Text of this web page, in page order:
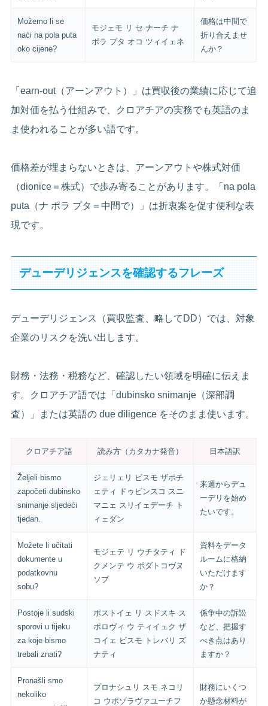
Možemo li se
naći na pola puta
oko cijene?
モジェモ リ セ ナーチ ナ
ポラ プタ オコ ツィイェネ
価格は中間で
折り合えませ
んか？
「earn-out（アーンアウト）」は買収後の業績に応じて追
加対価を払う仕組みで、クロアチアの実務でも英語のま
ま使われることが多い語です。
価格差が埋まらないときは、アーンアウトや株式対価
（dionice＝株式）で歩み寄ることがあります。「na pola
puta（ナ ポラ プタ＝中間で）」は折衷案を促す便利な表
現です。
デューデリジェンスを確認するフレーズ
デューデリジェンス（買収監査、略してDD）では、対象
企業のリスクを洗い出します。
財務・法務・税務など、確認したい領域を明確に伝えま
す。クロアチア語では「dubinsko snimanje（深部調
査）」または英語の due diligence をそのまま使います。
クロアチア語 読み方（カタカナ発音） 日本語訳
Željeli bismo
započeti dubinsko
snimanje sljedeći
tjedan.
ジェリェリ ビスモ ザポチ
ェティ ドゥビンスコ スニ
マニェ スリイェデーチ ト
ィェダン
来週からデュ
ーデリを始め
たいです。
Možete li učitati
dokumente u
podatkovnu
sobu?
モジェテ リ ウチタティ ド
クメンテ ウ ポダトコヴヌ
ソブ
資料をデータ
ルームに格納
いただけます
か？
Postoje li sudski
sporovi u tijeku
za koje bismo
trebali znati?
ポストイェ リ スドスキ ス
ポロヴィ ウ ティイェク ザ
コイェ ビスモ トレバリ ズ
ナティ
係争中の訴訟
など、把握す
べき点はあり
ますか？
Pronašli smo
nekoliko
プロナシュリ スモ ネコリ
コ ウポゾラヴァユーチフ
財務にいくつ
か懸念材料が